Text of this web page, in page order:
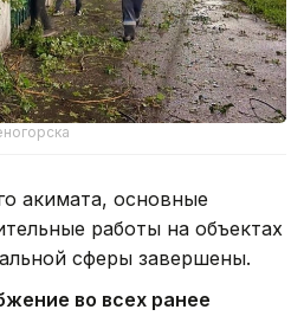
акимата, основные
работы на объектах
сферы завершены.
во всех ранее